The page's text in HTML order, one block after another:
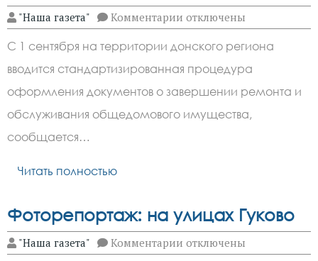
"Наша газета" Комментарии к
записи
Ростовской
области
утвердили
новый
регламент
приёмки
работ
отключены
С 1 сентября на территории донского региона
вводится стандартизированная процедура
оформления документов о завершении ремонта и
обслуживания общедомового имущества,
сообщается…
Читать полностью
Фоторепортаж: на улицах Гуково
"Наша газета" Комментарии к
записи
отключены